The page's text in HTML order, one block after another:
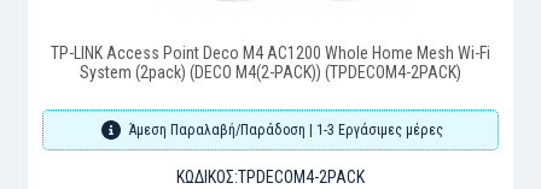
TP-LINK Access Point Deco M4 AC1200 Whole Home Mesh Wi-Fi
System (2pack) (DECO M4(2-PACK)) (TPDECOM4-2PACK)
Άμεση Παραλαβή/Παράδοση | 1-3 Εργάσιμες μέρες
ΚΩΔΙΚΌΣ:TPDECOM4-2PACK